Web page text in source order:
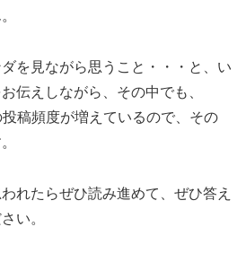
を見ながら思うこと・・・と、い
伝えしながら、その中でも、
稿頻度が増えているので、その
れたらぜひ読み進めて、ぜひ答え
い。